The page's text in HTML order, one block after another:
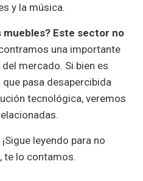
y la música.
muebles? Este sector no
una importante
mercado. Si bien es
pasa desapercibida
tecnológica, veremos
leyendo para no
te lo contamos.